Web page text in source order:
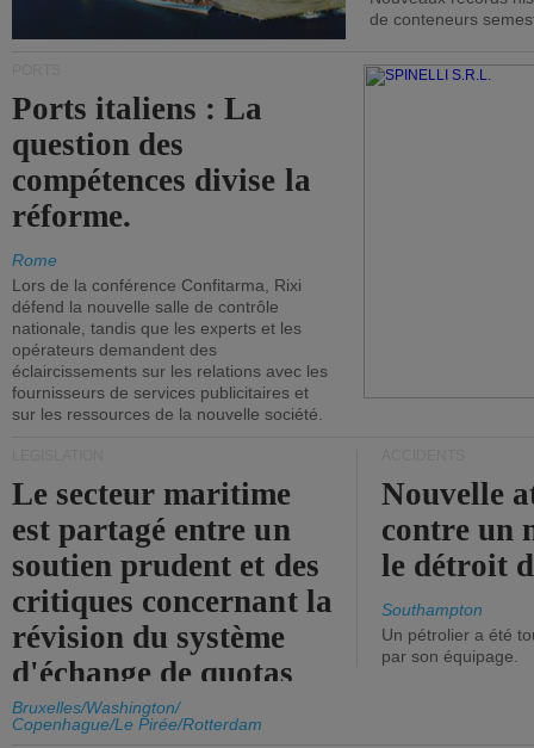
de conteneurs
Ports italiens : La
question des
compétences divise la
réforme.
Rome
Lors de la conférence Confitarma, Rixi
défend la nouvelle salle de contrôle
nationale, tandis que les experts et les
opérateurs demandent des
éclaircissements sur les relations avec les
fournisseurs de services publicitaires et
sur les ressources de la nouvelle société.
Le secteur maritime
est partagé entre un
soutien prudent et des
critiques concernant la
révision du système
d'échange de quotas
d'émission de l'UE.
Bruxelles/Washington/
Copenhague/Le Pirée/Rotterdam
Nouvelle
contre un
le détroit
Southampton
Un pétrolier a été
par son équipage.